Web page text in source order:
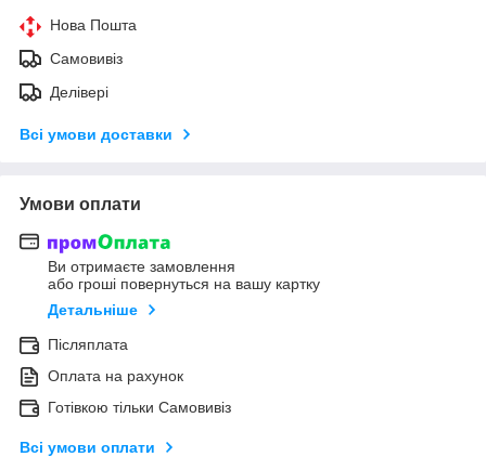
Нова Пошта
Самовивіз
Делівері
Всі умови доставки
Умови оплати
Ви отримаєте замовлення
або гроші повернуться на вашу картку
Детальніше
Післяплата
Оплата на рахунок
Готівкою тільки Самовивіз
Всі умови оплати